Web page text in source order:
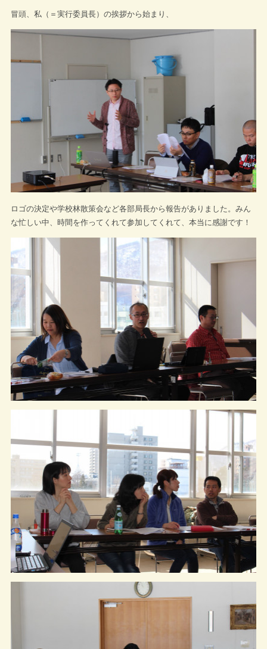
冒頭、私（＝実行委員長）の挨拶から始まり、
ロゴの決定や学校林散策会など各部局長から報告がありました。みん
な忙しい中、時間を作ってくれて参加してくれて、本当に感謝です！